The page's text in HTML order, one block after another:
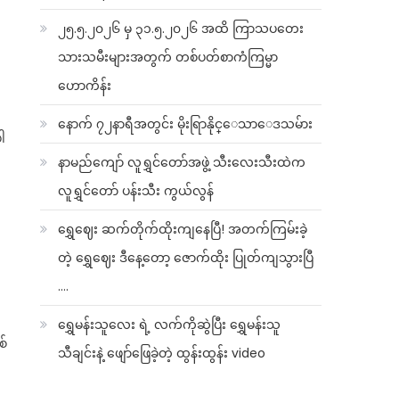
၂၅.၅.၂၀၂၆ မှ ၃၁.၅.၂၀၂၆ အထိ ကြာသပတေး
သားသမီးများအတွက် တစ်ပတ်စာကံကြမ္မာ
ဟောကိန်း
နောက် ၇၂နာရီအတွင်း မိုးရြာနိုင္ေသာေဒသမ်ား
နာမည်ကျော် လူရွှင်တော်အဖွဲ့ သီးလေးသီးထဲက
လူရွှင်တော် ပန်းသီး ကွယ်လွန်
ရွှေဈေး ဆက်တိုက်ထိုးကျနေပြီ! အတက်ကြမ်းခဲ့
တဲ့ ရွှေဈေး ဒီနေ့တော့ ဇောက်ထိုး ပြုတ်ကျသွားပြီ
….
ရွှေမန်းသူလေး ရဲ့ လက်ကိုဆွဲပြီး ရွှေမန်းသူ
သီချင်းနဲ့ ဖျော်ဖြေခဲ့တဲ့ ထွန်းထွန်း video